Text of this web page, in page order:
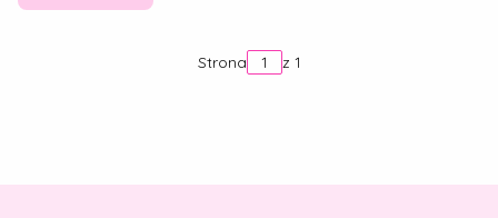
Strona z 1